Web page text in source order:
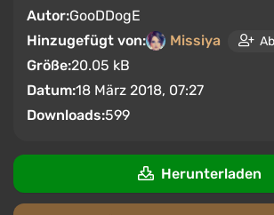
Autor:GooDDogE
Hinzugefügt von:
Missiya
Größe:20.05 kB
Datum:18 März 2018, 07:27
Downloads:599
Herunterladen